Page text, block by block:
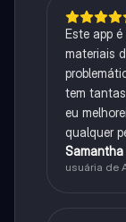
Este app
materiais
tem
eu
qualquer
usuária de